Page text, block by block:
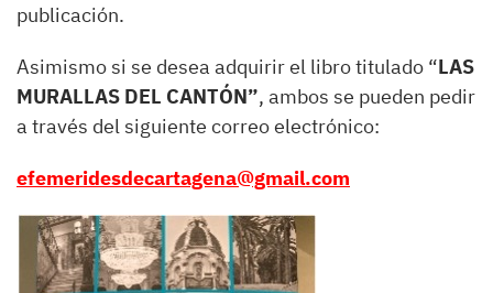
publicación.
Asimismo si se desea adquirir el libro titulado “LAS
MURALLAS DEL CANTÓN”, ambos se pueden pedir
a través del siguiente correo electrónico:
efemeridesdecartagena@gmail.com